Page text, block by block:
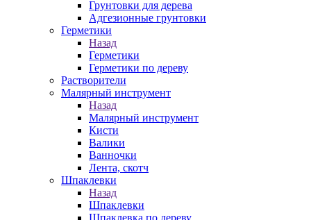
Грунтовки для дерева
Адгезионные грунтовки
Герметики
Назад
Герметики
Герметики по дереву
Растворители
Малярный инструмент
Назад
Малярный инструмент
Кисти
Валики
Ванночки
Лента, скотч
Шпаклевки
Назад
Шпаклевки
Шпаклевка по дереву